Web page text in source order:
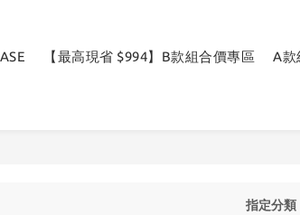
【最高現省 $994】B款組合價專區 A款
指定分類